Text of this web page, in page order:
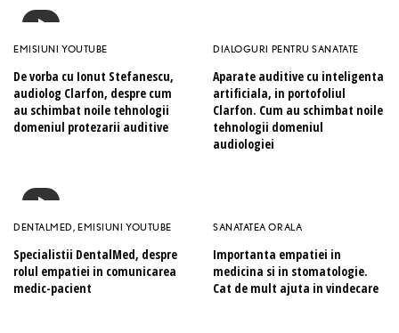
EMISIUNI YOUTUBE
De vorba cu Ionut Stefanescu,
audiolog Clarfon, despre cum
au schimbat noile tehnologii
domeniul protezarii auditive
DIALOGURI PENTRU SANATATE
Aparate auditive cu inteligenta
artificiala, in portofoliul
Clarfon. Cum au schimbat noile
tehnologii domeniul
audiologiei
DENTALMED,EMISIUNI YOUTUBE
Specialistii DentalMed, despre
rolul empatiei in comunicarea
medic-pacient
SANATATEA ORALA
Importanta empatiei in
medicina si in stomatologie.
Cat de mult ajuta in vindecare